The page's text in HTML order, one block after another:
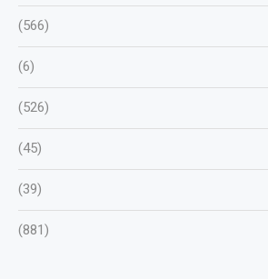
(566)
(6)
(526)
(45)
(39)
(881)